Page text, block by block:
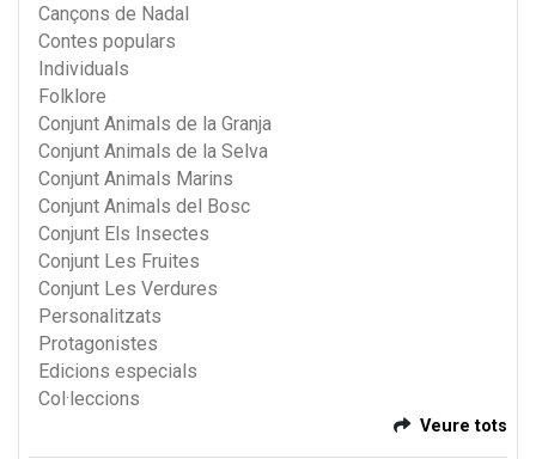
Cançons de Nadal
Contes populars
Individuals
Folklore
Conjunt Animals de la Granja
Conjunt Animals de la Selva
Conjunt Animals Marins
Conjunt Animals del Bosc
Conjunt Els Insectes
Conjunt Les Fruites
Conjunt Les Verdures
Personalitzats
Protagonistes
Edicions especials
Col·leccions
Veure tots